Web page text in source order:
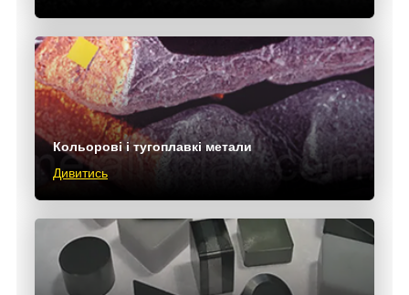
Кольорові і тугоплавкі метали
Дивитись